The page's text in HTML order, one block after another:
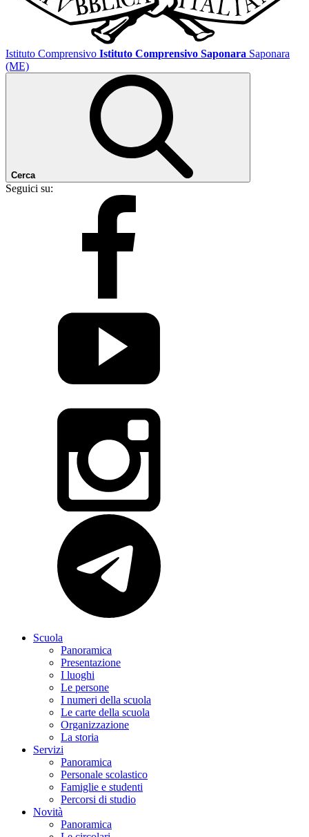
Istituto Comprensivo Istituto Comprensivo Saponara Saponara
(ME)
Cerca
Seguici su:
Scuola
Panoramica
Presentazione
I luoghi
Le persone
I numeri della scuola
Le carte della scuola
Organizzazione
La storia
Servizi
Panoramica
Personale scolastico
Famiglie e studenti
Percorsi di studio
Novità
Panoramica